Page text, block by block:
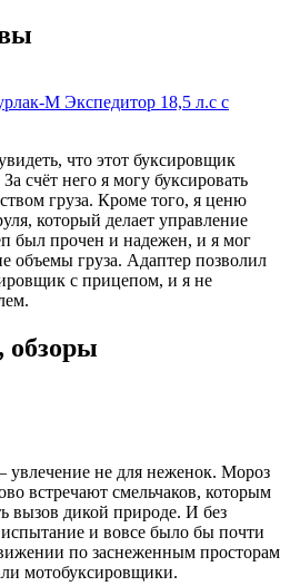
М Экспедитор 18,5 л.с с
что этот буксировщик
счёт него я могу буксировать
груза. Кроме того, я ценю
который делает управление
был прочен и надежен, и я мог
объемы груза. Адаптер позволил
с прицепом, и я не
обзоры
увлечение не для неженок. Мороз
встречают смельчаков, которым
вызов дикой природе. И без
и вовсе было бы почти
по заснеженным просторам
мотобуксировщики.